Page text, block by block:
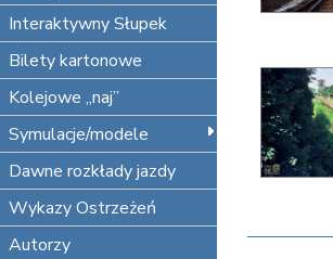
Interaktywny Słupek
Bilety kartonowe
Kolejowe „naj”
Symulacje/modele
Dawne rozkłady jazdy
Wykazy Ostrzeżeń
Autorzy